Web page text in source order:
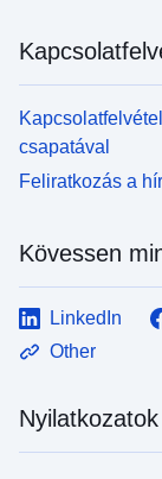
csapatával
Feliratkozás a
Kövessen
LinkedIn
Other
Nyilatkozatok